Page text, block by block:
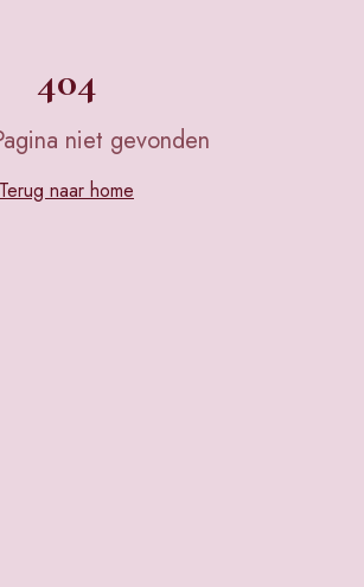
404
niet gevonden
Terug naar home